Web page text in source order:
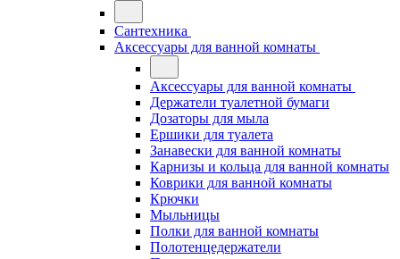
Сантехника
Аксессуары для ванной комнаты
Аксессуары для ванной комнаты
Держатели туалетной бумаги
Дозаторы для мыла
Ершики для туалета
Занавески для ванной комнаты
Карнизы и кольца для ванной комнаты
Коврики для ванной комнаты
Крючки
Мыльницы
Полки для ванной комнаты
Полотенцедержатели